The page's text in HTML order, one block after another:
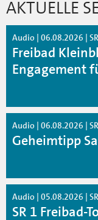
AKTUELLE
Audio | 06.08.2026 |
Freibad
Engagement
Audio | 06.08.2026 |
Geheimtipp
Audio | 05.08.2026 |
SR 1 Freibad-